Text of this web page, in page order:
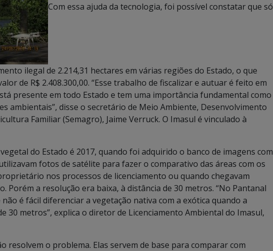
Com essa ajuda da tecnologia, foi possível constatar que só
ilegal de 2.214,31 hectares em várias regiões do Estado, o que
de R$ 2.408.300,00. “Esse trabalho de fiscalizar e autuar é feito em
presente em todo Estado e tem uma importância fundamental como
ambientais”, disse o secretário de Meio Ambiente, Desenvolvimento
Familiar (Semagro), Jaime Verruck. O Imasul é vinculado à
do Estado é 2017, quando foi adquirido o banco de imagens com
fotos de satélite para fazer o comparativo das áreas com os
nos processos de licenciamento ou quando chegavam
Porém a resolução era baixa, à distância de 30 metros. “No Pantanal
é fácil diferenciar a vegetação nativa com a exótica quando a
30 metros”, explica o diretor de Licenciamento Ambiental do Imasul,
resolvem o problema. Elas servem de base para comparar com